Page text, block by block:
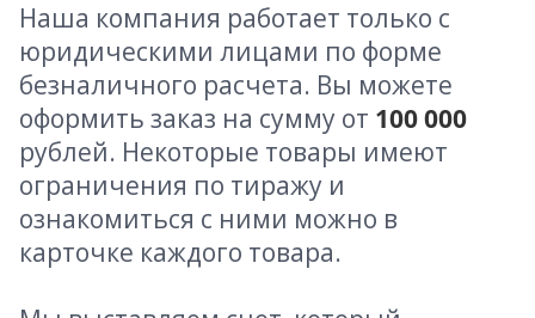
Наша компания работает только с
юридическими лицами по форме
безналичного расчета. Вы можете
оформить заказ на сумму от 100 000
рублей. Некоторые товары имеют
ограничения по тиражу и
ознакомиться с ними можно в
карточке каждого товара.